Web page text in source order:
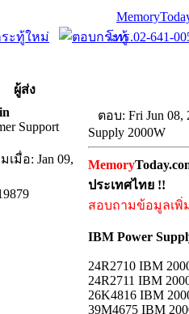
โทร.02-641-
ผู้ส่ง
Support
เมื่อ: Jan 09,
ตอบ: Fri Jun 08,
Supply 2000W
Memory
ประเทศไทย !!
สอบถามข้อมูลเพิ่
IBM Power
24R2710 IBM
24R2711 IBM
26K4816 IBM
39M4675 IBM